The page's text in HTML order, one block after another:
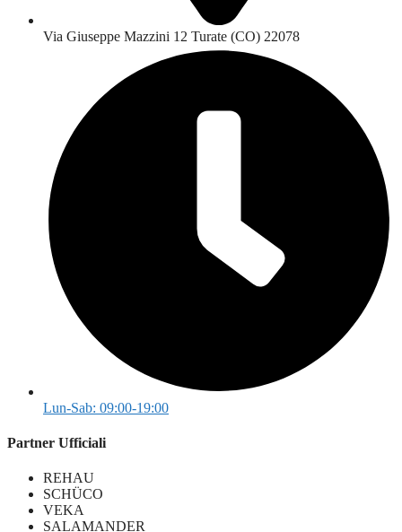
Via Giuseppe Mazzini 12 Turate (CO) 22078
Lun-Sab: 09:00-19:00
Partner Ufficiali
REHAU
SCHÜCO
VEKA
SALAMANDER